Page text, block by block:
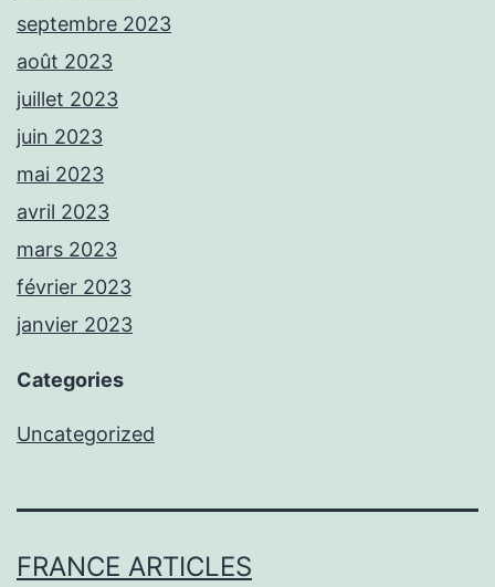
septembre 2023
août 2023
juillet 2023
juin 2023
mai 2023
avril 2023
mars 2023
février 2023
janvier 2023
Categories
Uncategorized
FRANCE ARTICLES